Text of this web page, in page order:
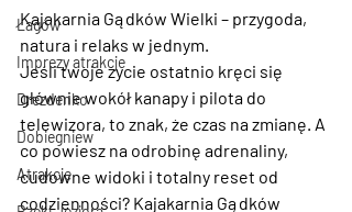
Łagów
Imprezy atrakcje
Drezdenko
Dobiegniew
Atrakcje
Kajakarnia Gądków Wielki – przygoda,
natura i relaks w jednym.
Jeśli twoje życie ostatnio kręci się
głównie wokół kanapy i pilota do
telewizora, to znak, że czas na zmianę. A
co powiesz na odrobinę adrenaliny,
cudowne widoki i totalny reset od
codzienności? Kajakarnia Gądków